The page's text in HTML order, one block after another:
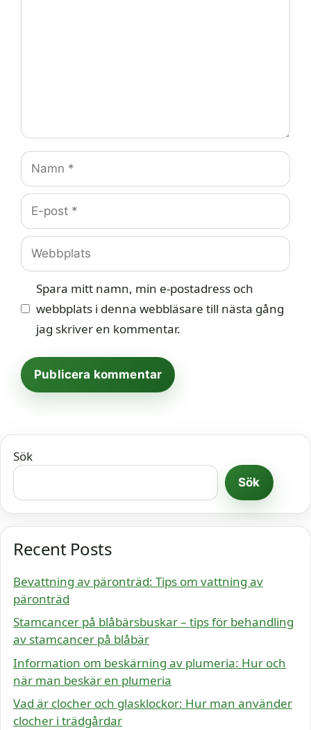
Namn
E-
post
Webbplats
Spara mitt namn, min e-postadress och
webbplats i denna webbläsare till nästa gång
jag skriver en kommentar.
Sök
Sök
Recent Posts
Bevattning av päronträd: Tips om vattning av
päronträd
Stamcancer på blåbärsbuskar – tips för behandling
av stamcancer på blåbär
Information om beskärning av plumeria: Hur och
när man beskär en plumeria
Vad är clocher och glasklockor: Hur man använder
clocher i trädgårdar